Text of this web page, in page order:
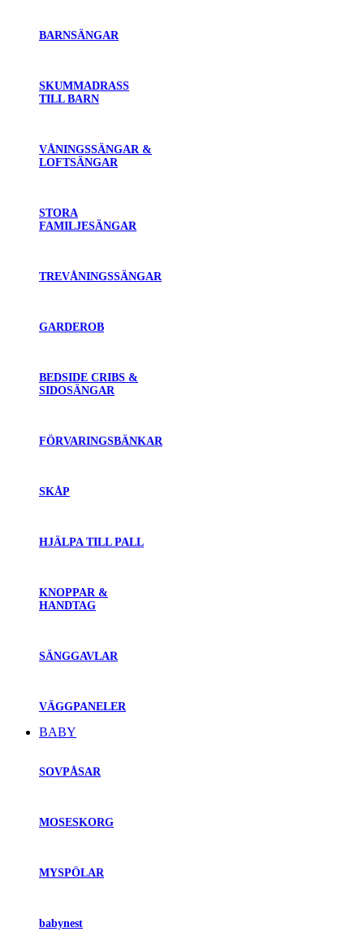
BARNSÄNGAR
SKUMMADRASS
TILL BARN
VÅNINGSSÄNGAR &
LOFTSÄNGAR
STORA
FAMILJESÄNGAR
TREVÅNINGSSÄNGAR
GARDEROB
BEDSIDE CRIBS &
SIDOSÄNGAR
FÖRVARINGSBÄNKAR
SKÅP
HJÄLPA TILL PALL
KNOPPAR &
HANDTAG
SÄNGGAVLAR
VÄGGPANELER
BABY
SOVPÅSAR
MOSESKORG
MYSPÖLAR
babynest